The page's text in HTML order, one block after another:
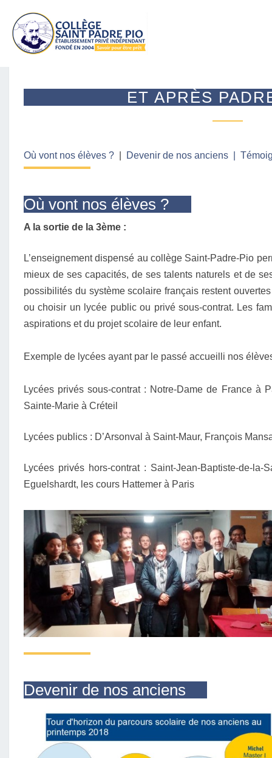
T
P
È
S
I
O
ET APRÈS
Où vont nos élèves ? Devenir de nos anciens |
Où vont nos élèves ?
A la sortie de la 3ème :
L’enseignement dispensé au collège Saint-Padre-Pio
mieux de ses capacités, de ses talents naturels et de
possibilités du système scolaire français restent
ou choisir un lycée public ou privé sous-contrat. Les
aspirations et du projet scolaire de leur enfant.
Exemple de lycées ayant par le passé accueilli nos
Lycées privés sous-contrat : Notre-Dame de France à
Sainte-Marie à Créteil
Lycées publics : D’Arsonval à Saint-Maur, François
Lycées privés hors-contrat : Saint-Jean-Baptiste-de-
Eguelshardt, les cours Hattemer à Paris
Devenir de nos anciens